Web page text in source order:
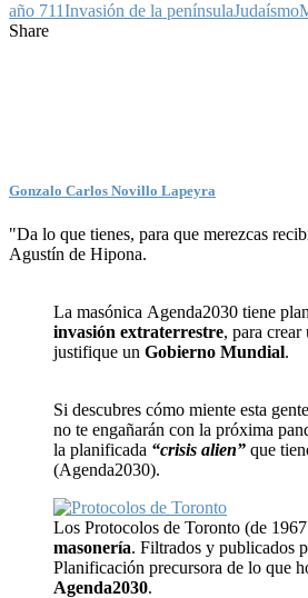
año 711Invasión de la penínsulaJudaísmo
Share
Gonzalo Carlos Novillo Lapeyra
"Da lo que tienes, para que merezcas
Agustín de Hipona.
La masónica Agenda2030 tiene
invasión extraterrestre, para
justifique un Gobierno Mundial.
Si descubres cómo miente esta
no te engañarán con la próxima
la planificada “crisis alien” que
(Agenda2030).
Los Protocolos de Toronto (de
masonería. Filtrados y publicados
Planificación precursora de lo que
Agenda2030.